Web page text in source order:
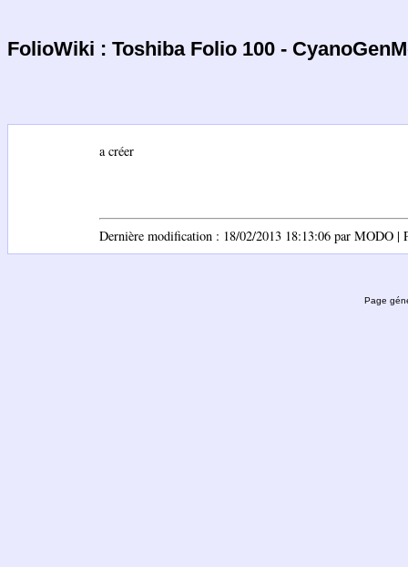
FolioWiki : Toshiba Folio 100 -
a créer
Dernière modification : 18/02/2013 18:13:06 par MODO |
Page